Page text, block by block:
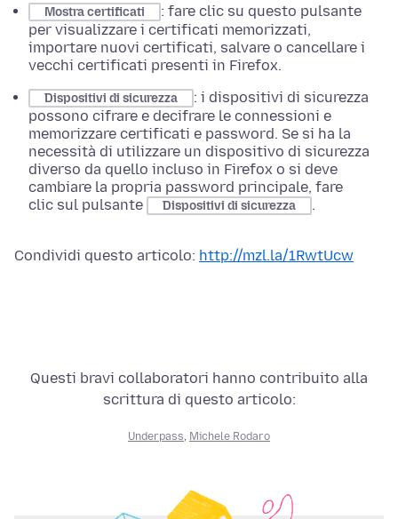
Mostra certificati
: fare clic su questo pulsante
per visualizzare i certificati memorizzati,
importare nuovi certificati, salvare o cancellare i
vecchi certificati presenti in Firefox.
Dispositivi di sicurezza
: i dispositivi di sicurezza
possono cifrare e decifrare le connessioni e
memorizzare certificati e password. Se si ha la
necessità di utilizzare un dispositivo di sicurezza
diverso da quello incluso in Firefox o si deve
cambiare la propria password principale, fare
clic sul pulsante
Dispositivi di sicurezza .
Condividi questo articolo: http://mzl.la/1RwtUcw
Questi bravi collaboratori hanno contribuito alla
scrittura di questo articolo:
Underpass Michele Rodaro